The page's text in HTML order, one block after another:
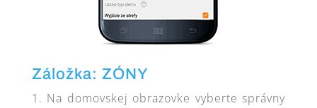
Záložka: ZÓNY
Na domovskej obrazovke vyberte správny